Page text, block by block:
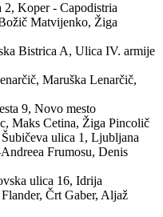
2, Koper - Capodistria
Matvijenko, Žiga
Bistrica A, Ulica IV. armije
Maruška Lenarčič,
9, Novo mesto
Maks Cetina, Žiga Pincolič
Šubičeva ulica 1, Ljubljana
Frumosu, Denis
ulica 16, Idrija
Črt Gaber, Aljaž